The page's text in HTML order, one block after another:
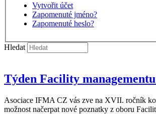
Vytvořit účet
Zapomenuté jméno?
Zapomenuté heslo?
Hledat
Týden Facility
Asociace IFMA CZ vás zve na XVII. ročník
možnost načerpat nové poznatky z oboru